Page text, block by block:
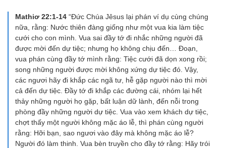
Mathiơ 22:1-14 “Đức Chúa Jêsus lại phán ví dụ cùng chúng
nữa, rằng: Nước thiên đàng giống như một vua kia làm tiệc
cưới cho con mình. Vua sai đầy tớ đi nhắc những người đã
được mời đến dự tiệc; nhưng họ không chịu đến… Đoạn,
vua phán cùng đầy tớ mình rằng: Tiệc cưới đã dọn xong rồi;
song những người được mời không xứng dự tiệc đó. Vậy,
các ngươi hãy đi khắp các ngã tư, hễ gặp người nào thì mời
cả đến dự tiệc. Đầy tớ đi khắp các đường cái, nhóm lại hết
thảy những người họ gặp, bất luận dữ lành, đến nỗi trong
phòng đầy những người dự tiệc. Vua vào xem khách dự tiệc,
chợt thấy một người không mặc áo lễ, thì phán cùng người
rằng: Hỡi bạn, sao ngươi vào đây mà không mặc áo lễ?
Người đó làm thinh. Vua bèn truyền cho đầy tớ rằng: Hãy trói